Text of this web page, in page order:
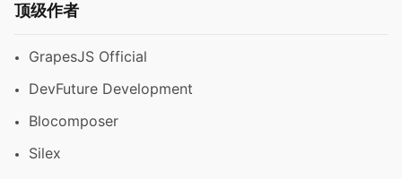
顶级作者
GrapesJS Official
DevFuture Development
Blocomposer
Silex